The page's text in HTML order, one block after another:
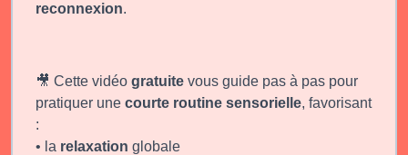
reconnexion.
🎥 Cette vidéo gratuite vous guide pas à pas pour
pratiquer une courte routine sensorielle, favorisant
:
• la relaxation globale